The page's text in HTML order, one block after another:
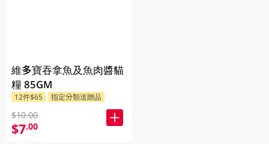
維多寶吞拿魚及魚肉醬貓
糧 85GM
12件$65 指定分類送贈品
$10.00
$7.00